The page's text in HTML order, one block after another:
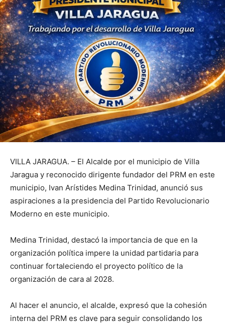
VILLA JARAGUA. – El Alcalde por el municipio de Villa
Jaragua y reconocido dirigente fundador del PRM en este
municipio, Ivan Arístides Medina Trinidad, anunció sus
aspiraciones a la presidencia del Partido Revolucionario
Moderno en este municipio.
Medina Trinidad, destacó la importancia de que en la
organización política impere la unidad partidaria para
continuar fortaleciendo el proyecto político de la
organización de cara al 2028.
Al hacer el anuncio, el alcalde, expresó que la cohesión
interna del PRM es clave para seguir consolidando los